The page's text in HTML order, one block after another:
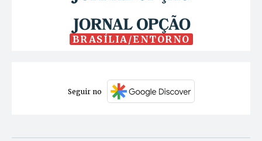
BRASÍLIA/ENTORNO
Seguir no